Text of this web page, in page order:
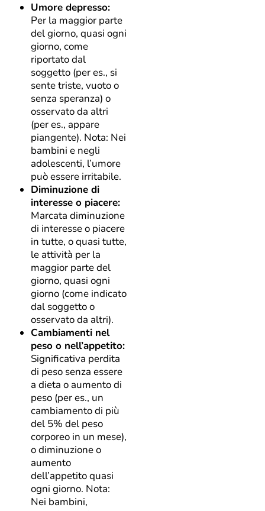
Umore depresso:
Per la maggior parte
del giorno, quasi ogni
giorno, come
riportato dal
soggetto (per es., si
sente triste, vuoto o
senza speranza) o
osservato da altri
(per es., appare
piangente). Nota: Nei
bambini e negli
adolescenti, l’umore
può essere irritabile.
Diminuzione di
interesse o piacere:
Marcata diminuzione
di interesse o piacere
in tutte, o quasi tutte,
le attività per la
maggior parte del
giorno, quasi ogni
giorno (come indicato
dal soggetto o
osservato da altri).
Cambiamenti nel
peso o nell’appetito:
Significativa perdita
di peso senza essere
a dieta o aumento di
peso (per es., un
cambiamento di più
del 5% del peso
corporeo in un mese),
o diminuzione o
aumento
dell’appetito quasi
ogni giorno. Nota:
Nei bambini,